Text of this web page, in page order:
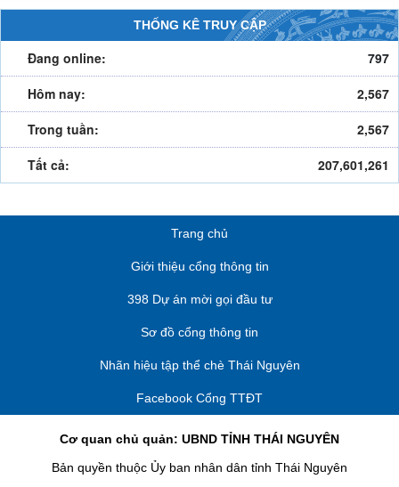
THỐNG KÊ TRUY CẬP
Đang online:
797
Hôm nay:
2,567
Trong tuần:
2,567
Tất cả:
207,601,261
Trang chủ
Giới thiệu cổng thông tin
398 Dự án mời gọi đầu tư
Sơ đồ cổng thông tin
Nhãn hiệu tập thể chè Thái Nguyên
Facebook Cổng TTĐT
Cơ quan chủ quản: UBND TỈNH THÁI NGUYÊN
Bản quyền thuộc Ủy ban nhân dân tỉnh Thái Nguyên